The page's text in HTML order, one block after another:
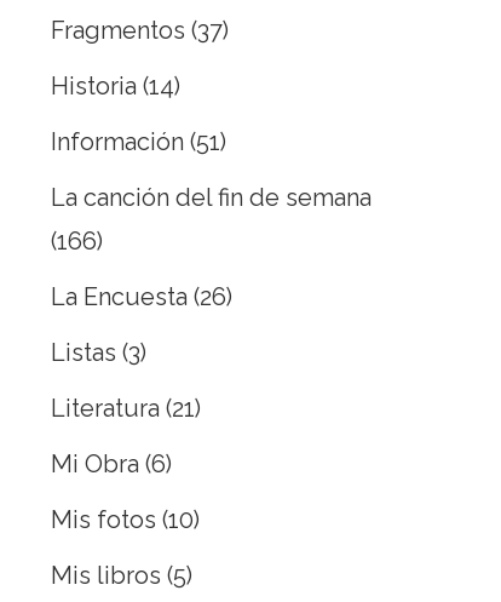
Fragmentos (37)
Historia (14)
Información (51)
La canción del fin de semana
(166)
La Encuesta (26)
Listas (3)
Literatura (21)
Mi Obra (6)
Mis fotos (10)
Mis libros (5)